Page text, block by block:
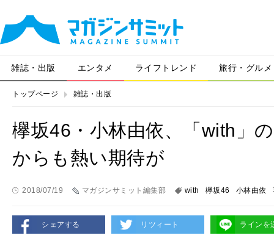
雑誌・出版 エンタメ ライフトレンド 旅行・グルメ
トップページ 雑誌・出版
欅坂46・小林由依、「with」
からも熱い期待が
2018/07/19 マガジンサミット編集部 with 欅坂46 小林由依
シェアする リツィート ラインを